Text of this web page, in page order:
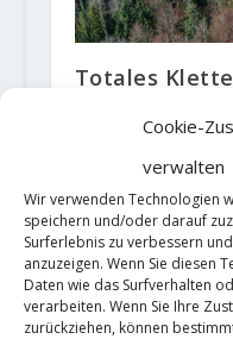
Cookie-
verwalten
Wir verwenden Technologien
speichern und/oder darauf
Surferlebnis zu verbessern
anzuzeigen. Wenn Sie diesen
Daten wie das Surfverhalten
verarbeiten. Wenn Sie Ihre
zurückziehen, können
Totales
9. Juli 2020